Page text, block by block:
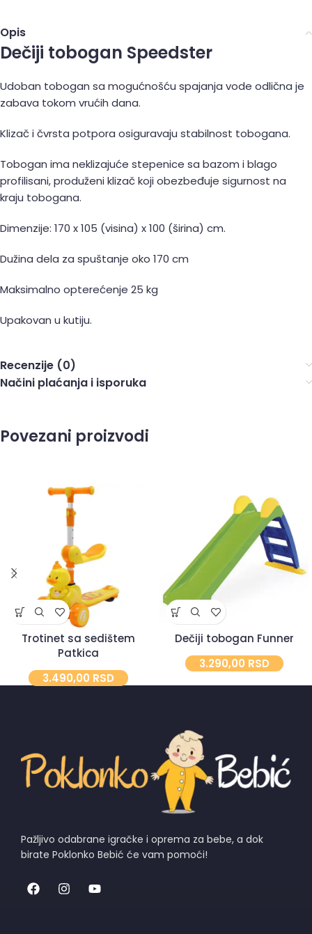
Opis
Dečiji tobogan Speedster
Udoban tobogan sa mogućnošću spajanja vode odlična je
zabava tokom vrućih dana.
Klizač i čvrsta potpora osiguravaju stabilnost tobogana.
Tobogan ima neklizajuće stepenice sa bazom i blago
profilisani, produženi klizač koji obezbeđuje sigurnost na
kraju tobogana.
Dimenzije: 170 x 105 (visina) x 100 (širina) cm.
Dužina dela za spuštanje oko 170 cm
Maksimalno opterećenje 25 kg
Upakovan u kutiju.
Recenzije (0)
Načini plaćanja i isporuka
Povezani proizvodi
Trotinet sa sedištem
Patkica
3.490,00 RSD
Dečiji tobogan Funner
3.290,00 RSD
Pažljivo odabrane igračke i oprema za bebe, a dok
birate Poklonko Bebić će vam pomoći!